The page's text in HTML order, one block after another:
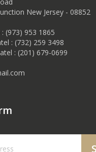
New Jersey - 08852
(973) 953 1865
: (732) 259 3498
: (201) 679-0699